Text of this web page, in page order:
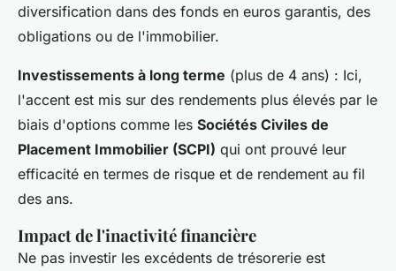
diversification dans des fonds en euros garantis, des
obligations ou de l'immobilier.
Investissements à long terme (plus de 4 ans) : Ici,
l'accent est mis sur des rendements plus élevés par le
biais d'options comme les Sociétés Civiles de
Placement Immobilier (SCPI) qui ont prouvé leur
efficacité en termes de risque et de rendement au fil
des ans.
Impact de l'inactivité financière
Ne pas investir les excédents de trésorerie est